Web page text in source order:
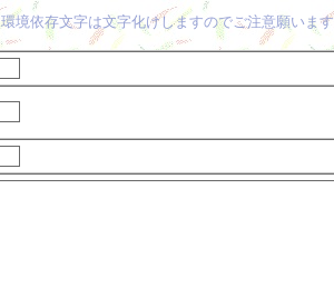
境依存文字は文字化けしますのでご注意願います